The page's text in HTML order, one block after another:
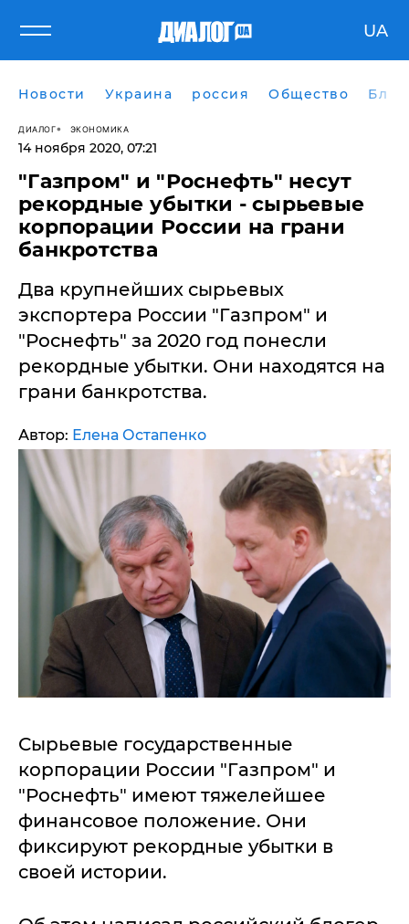
UA
Новости Украина россия Общество
ДИАЛОГ ЭКОНОМИКА
14 ноября 2020, 07:21
"Газпром" и "Роснефть" несут
рекордные убытки - сырьевые
корпорации России на грани
банкротства
Два крупнейших сырьевых
экспортера России "Газпром" и
"Роснефть" за 2020 год понесли
рекордные убытки. Они находятся на
грани банкротства.
Автор: Елена Остапенко
Сырьевые государственные
корпорации России "Газпром" и
"Роснефть" имеют тяжелейшее
финансовое положение. Они
фиксируют рекордные убытки в
своей истории.